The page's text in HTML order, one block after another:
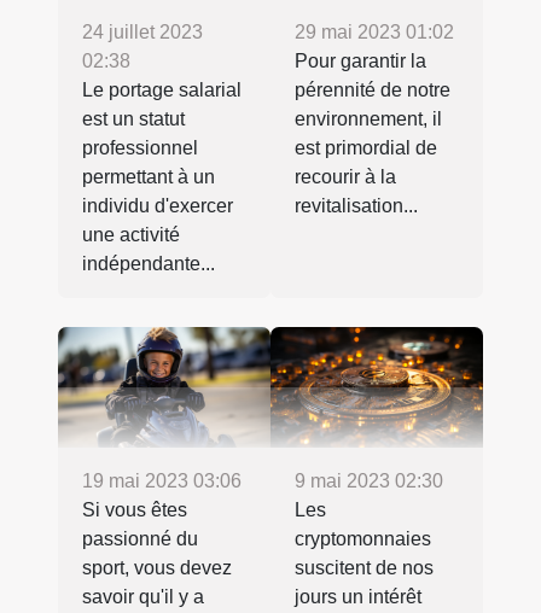
24 juillet 2023
02:38
Le portage salarial
est un statut
professionnel
permettant à un
individu d'exercer
une activité
indépendante...
29 mai 2023 01:02
Pour garantir la
pérennité de notre
environnement, il
est primordial de
recourir à la
revitalisation...
19 mai 2023 03:06
Si vous êtes
passionné du
sport, vous devez
savoir qu'il y a
9 mai 2023 02:30
Les
cryptomonnaies
suscitent de nos
jours un intérêt